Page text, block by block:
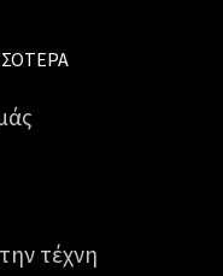
τέχνη